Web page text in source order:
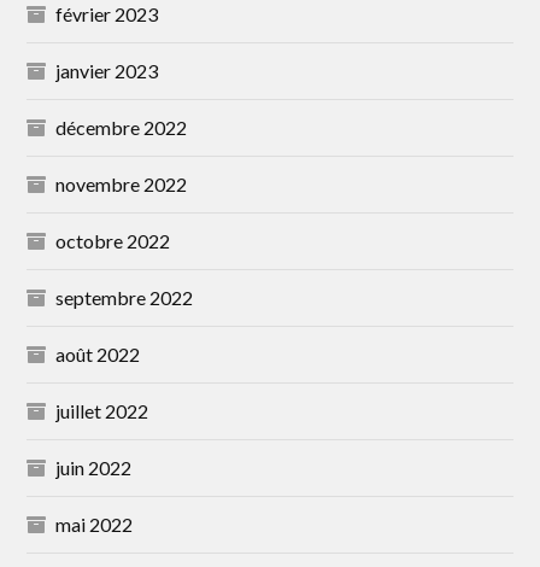
février 2023
janvier 2023
décembre 2022
novembre 2022
octobre 2022
septembre 2022
août 2022
juillet 2022
juin 2022
mai 2022